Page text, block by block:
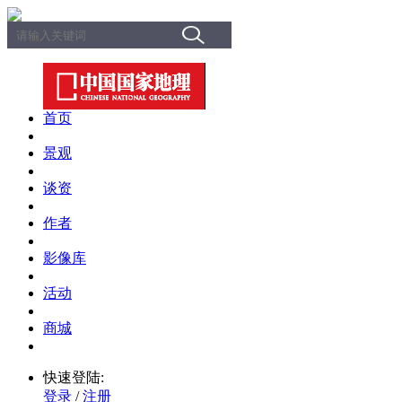
首页
景观
谈资
作者
影像库
活动
商城
快速登陆:
登录 / 注册